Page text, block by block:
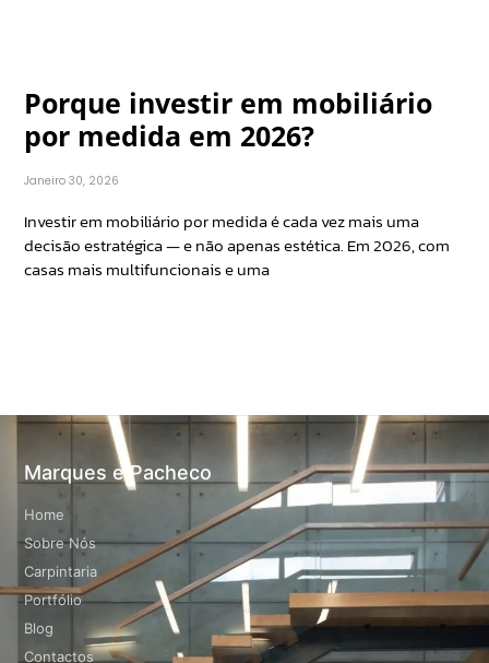
Porque investir em mobiliário
por medida em 2026?
Janeiro 30, 2026
Investir em mobiliário por medida é cada vez mais uma
decisão estratégica — e não apenas estética. Em 2026, com
casas mais multifuncionais e uma
Marques e Pacheco
Home
Sobre Nós
Carpintaria
Portfólio
Blog
Contactos